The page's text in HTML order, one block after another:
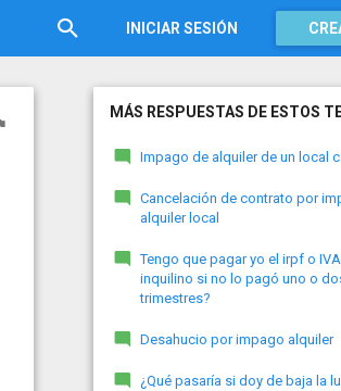
INICIAR SESIÓN
MÁS RESPUESTAS DE ESTOS
Impago de alquiler de un local
Cancelación de contrato por
alquiler local
Tengo que pagar yo el irpf o
inquilino si no lo pagó uno o
trimestres?
Desahucio por impago alquiler
¿Qué pasaría si doy de baja la